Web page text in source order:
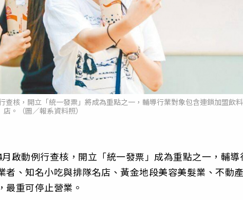
核，開立「統一發票」將成為重點之一，輔導行業對象包含連鎖加盟飲料
店。（圖／報系資料照）
啟動例行查核，開立「統一發票」成為重點之一，輔導
者、知名小吃與排隊名店、黃金地段美容美髮業、不動
重可停止營業。